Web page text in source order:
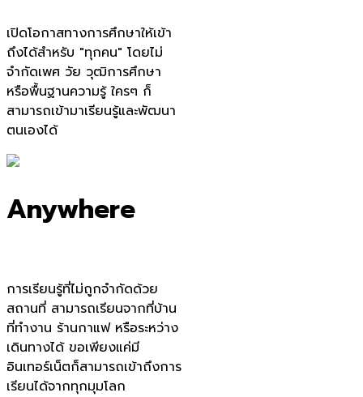
เปิดโอกาสทางการศึกษาให้เข้า
ถึงได้สำหรับ "ทุกคน" โดยไม่
จำกัดเพศ วัย วุฒิการศึกษา
หรือพื้นฐานความรู้ ใครๆ ก็
สามารถเข้ามาเรียนรู้และพัฒนา
ตนเองได้
Anywhere
การเรียนรู้ที่ไม่ถูกจำกัดด้วย
สถานที่ สามารถเรียนจากที่บ้าน
ที่ทำงาน ร้านกาแฟ หรือระหว่าง
เดินทางได้ ขอเพียงแค่มี
อินเทอร์เน็ตก็สามารถเข้าถึงการ
เรียนได้จากทุกมุมโลก